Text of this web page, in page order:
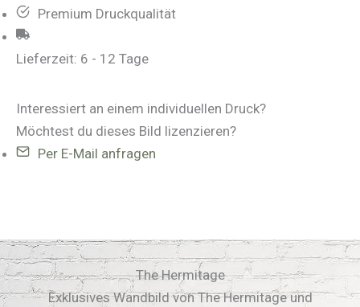
Premium Druckqualität
Lieferzeit: 6 - 12 Tage
Interessiert an einem individuellen Druck?
Möchtest du dieses Bild lizenzieren?
Per E-Mail anfragen
The Hermitage
Exklusives Wandbild von The Hermitage und